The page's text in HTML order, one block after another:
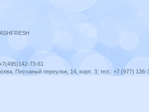
73-61
Песчаный переулок, 14, корп. 3; тел.: +7 (977) 136-